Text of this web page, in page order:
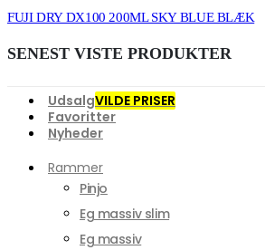
FUJI DRY DX100 200ML SKY BLUE BLÆK
SENEST VISTE PRODUKTER
UdsalgVILDE PRISER
Favoritter
Nyheder
Rammer
Pinjo
Eg massiv slim
Eg massiv